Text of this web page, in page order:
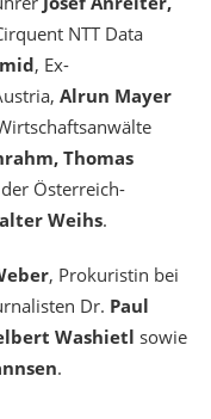
NTT Data
, Ex-
Alrun Mayer
Thomas
Österreich-
Weihs.
, Prokuristin bei
Dr. Paul
Washietl sowie
.